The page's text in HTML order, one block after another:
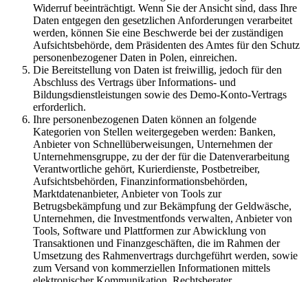
Widerruf beeinträchtigt. Wenn Sie der Ansicht sind, dass Ihre
Daten entgegen den gesetzlichen Anforderungen verarbeitet
werden, können Sie eine Beschwerde bei der zuständigen
Aufsichtsbehörde, dem Präsidenten des Amtes für den Schutz
personenbezogener Daten in Polen, einreichen.
Die Bereitstellung von Daten ist freiwillig, jedoch für den
Abschluss des Vertrags über Informations- und
Bildungsdienstleistungen sowie des Demo-Konto-Vertrags
erforderlich.
Ihre personenbezogenen Daten können an folgende
Kategorien von Stellen weitergegeben werden: Banken,
Anbieter von Schnellüberweisungen, Unternehmen der
Unternehmensgruppe, zu der der für die Datenverarbeitung
Verantwortliche gehört, Kurierdienste, Postbetreiber,
Aufsichtsbehörden, Finanzinformationsbehörden,
Marktdatenanbieter, Anbieter von Tools zur
Betrugsbekämpfung und zur Bekämpfung der Geldwäsche,
Unternehmen, die Investmentfonds verwalten, Anbieter von
Tools, Software und Plattformen zur Abwicklung von
Transaktionen und Finanzgeschäften, die im Rahmen der
Umsetzung des Rahmenvertrags durchgeführt werden, sowie
zum Versand von kommerziellen Informationen mittels